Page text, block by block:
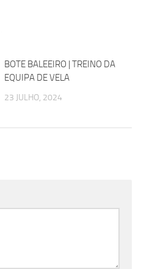
BOTE BALEEIRO | TREINO DA
EQUIPA DE VELA
23 JULHO, 2024